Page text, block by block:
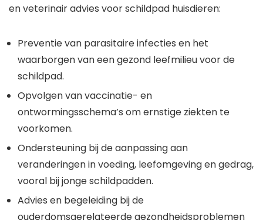
en veterinair advies voor schildpad huisdieren:
Preventie van parasitaire infecties en het
waarborgen van een gezond leefmilieu voor de
schildpad.
Opvolgen van vaccinatie- en
ontwormingsschema’s om ernstige ziekten te
voorkomen.
Ondersteuning bij de aanpassing aan
veranderingen in voeding, leefomgeving en gedrag,
vooral bij jonge schildpadden.
Advies en begeleiding bij de
ouderdomsgerelateerde gezondheidsproblemen